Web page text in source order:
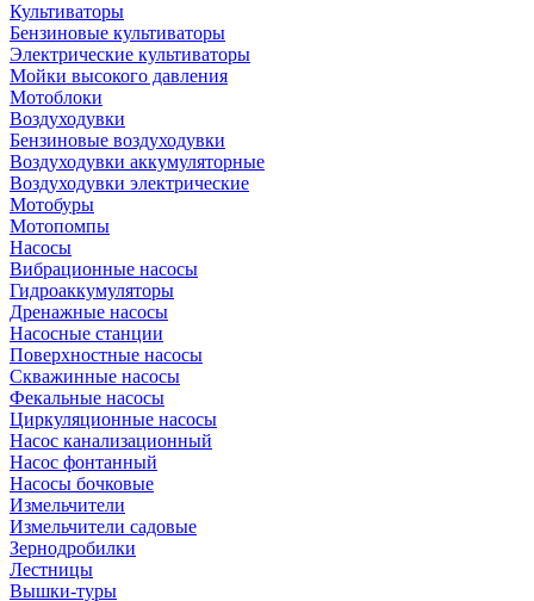
Культиваторы
Бензиновые культиваторы
Электрические культиваторы
Мойки высокого давления
Мотоблоки
Воздуходувки
Бензиновые воздуходувки
Воздуходувки аккумуляторные
Воздуходувки электрические
Мотобуры
Мотопомпы
Насосы
Вибрационные насосы
Гидроаккумуляторы
Дренажные насосы
Насосные станции
Поверхностные насосы
Скважинные насосы
Фекальные насосы
Циркуляционные насосы
Насос канализационный
Насос фонтанный
Насосы бочковые
Измельчители
Измельчители садовые
Зернодробилки
Лестницы
Вышки-туры